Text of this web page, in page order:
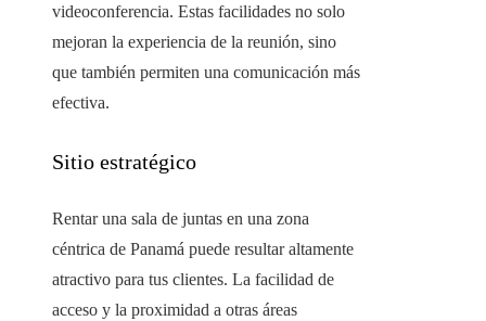
videoconferencia. Estas facilidades no solo
mejoran la experiencia de la reunión, sino
que también permiten una comunicación más
efectiva.
Sitio estratégico
Rentar una sala de juntas en una zona
céntrica de Panamá puede resultar altamente
atractivo para tus clientes. La facilidad de
acceso y la proximidad a otras áreas